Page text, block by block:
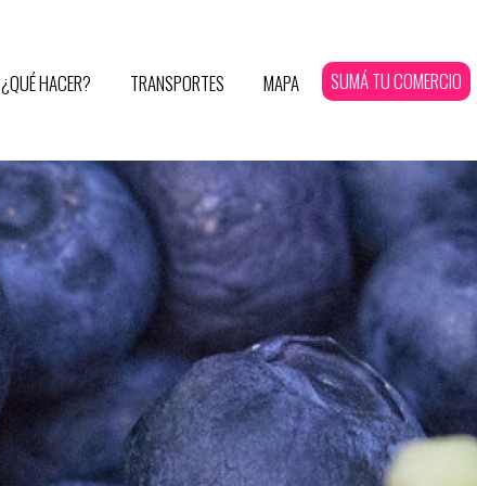
¿QUÉ HACER? TRANSPORTES MAPA SUMÁ TU COMERCIO